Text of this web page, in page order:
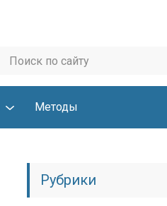
Методы
Рубрики